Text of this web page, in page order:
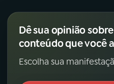
Dê sua opinião
conteúdo que você
Escolha sua